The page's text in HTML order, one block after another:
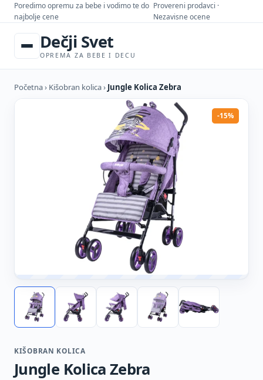
Poredimo opremu za bebe i vodimo te do
najbolje cene
Provereni prodavci ·
Nezavisne ocene
Dečji Svet
OPREMA ZA BEBE I DECU
Početna› Kišobran kolica› Jungle Kolica Zebra
-15%
KIŠOBRAN KOLICA
Jungle Kolica Zebra